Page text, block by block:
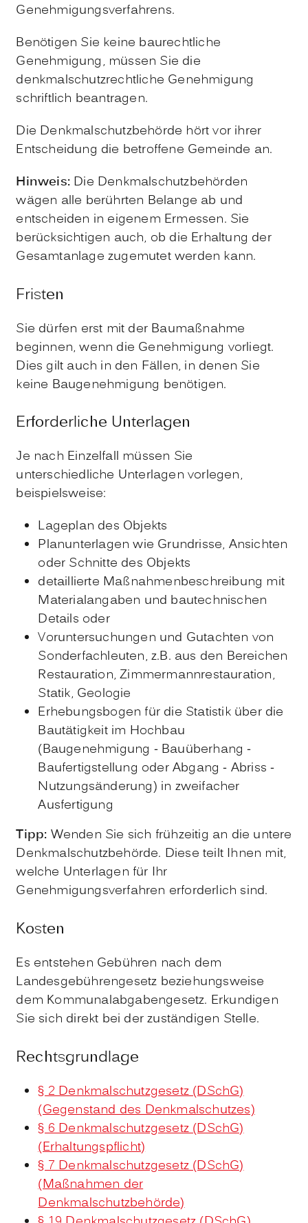
Genehmigungsverfahrens.
Benötigen Sie keine baurechtliche
Genehmigung, müssen Sie die
denkmalschutzrechtliche Genehmigung
schriftlich beantragen.
Die Denkmalschutzbehörde hört vor ihrer
Entscheidung die betroffene Gemeinde an.
Hinweis: Die Denkmalschutzbehörden
wägen alle berührten Belange ab und
entscheiden in eigenem Ermessen. Sie
berücksichtigen auch, ob die Erhaltung der
Gesamtanlage zugemutet werden kann.
Fristen
Sie dürfen erst mit der Baumaßnahme
beginnen, wenn die Genehmigung vorliegt.
Dies gilt auch in den Fällen, in denen Sie
keine Baugenehmigung benötigen.
Erforderliche Unterlagen
Je nach Einzelfall müssen Sie
unterschiedliche Unterlagen vorlegen,
beispielsweise:
Lageplan des Objekts
Planunterlagen wie Grundrisse, Ansichten
oder Schnitte des Objekts
detaillierte Maßnahmenbeschreibung mit
Materialangaben und bautechnischen
Details oder
Voruntersuchungen und Gutachten von
Sonderfachleuten, z.B. aus den Bereichen
Restauration, Zimmermannrestauration,
Statik, Geologie
Erhebungsbogen für die Statistik über die
Bautätigkeit im Hochbau
(Baugenehmigung - Bauüberhang -
Baufertigstellung oder Abgang - Abriss -
Nutzungsänderung) in zweifacher
Ausfertigung
Tipp: Wenden Sie sich frühzeitig an die untere
Denkmalschutzbehörde. Diese teilt Ihnen mit,
welche Unterlagen für Ihr
Genehmigungsverfahren erforderlich sind.
Kosten
Es entstehen Gebühren nach dem
Landesgebührengesetz beziehungsweise
dem Kommunalabgabengesetz. Erkundigen
Sie sich direkt bei der zuständigen Stelle.
Rechtsgrundlage
§ 2 Denkmalschutzgesetz (DSchG)
(Gegenstand des Denkmalschutzes)
§ 6 Denkmalschutzgesetz (DSchG)
(Erhaltungspflicht)
§ 7 Denkmalschutzgesetz (DSchG)
(Maßnahmen der
Denkmalschutzbehörde)